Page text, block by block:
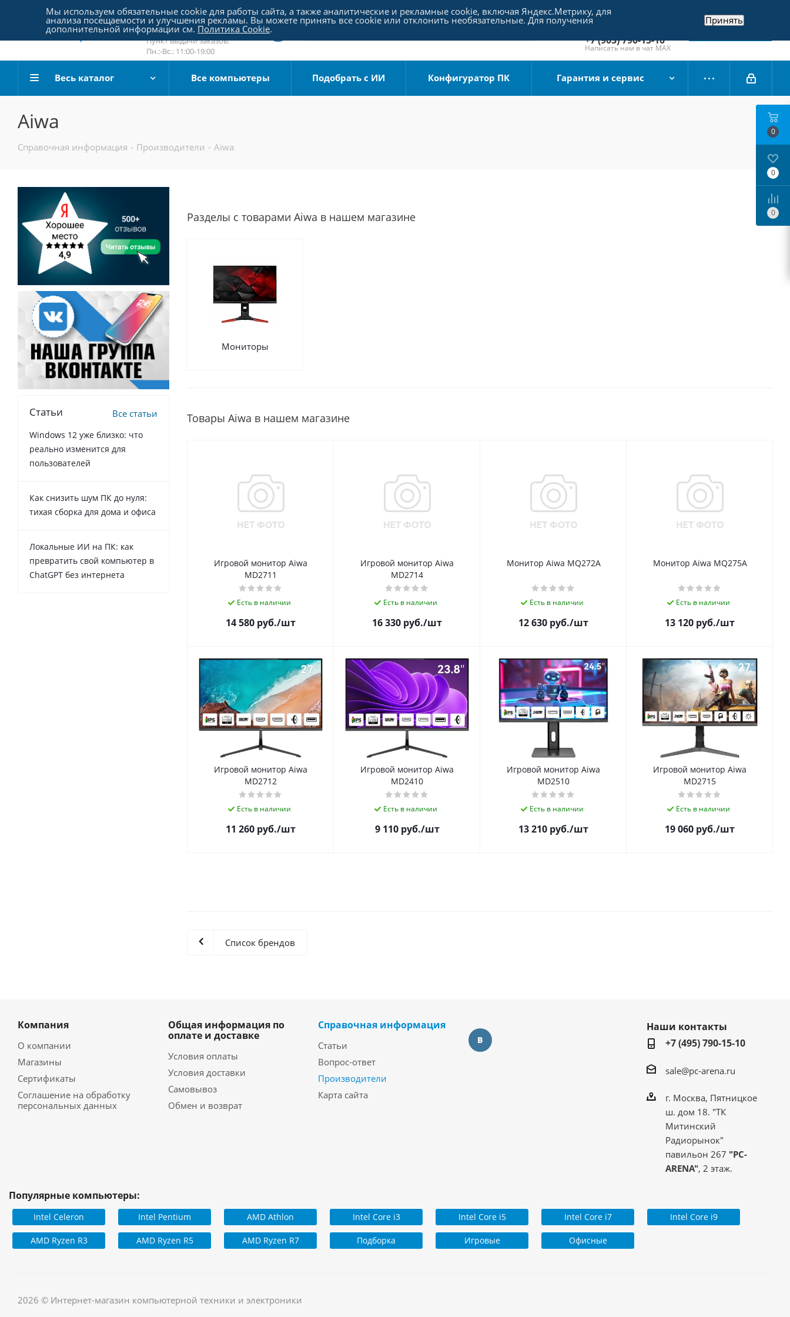
Пятницкое шоссе 18, пав. 267
email:sale@pc-arena.ru
Пн.:-Вс.: 10:00-20:00
Пункт выдачи заказов:
Пн.:-Вс.: 11:00-19:00
+7 (495) 790-15-10
Отдел продаж
+7 (903) 790-15-10
Написать нам в чат MAX
Заказать звонок
Весь каталог Все компьютеры Подобрать с ИИ Конфигуратор ПК Гарантия и сервис
Aiwa
Справочная информация - Производители - Aiwa
Разделы с товарами Aiwa в нашем магазине
Мониторы
Товары Aiwa в нашем магазине
Игровой монитор Aiwa
MD2711
Есть в наличии
14 580 руб./шт
Игровой монитор Aiwa
MD2714
Есть в наличии
16 330 руб./шт
Монитор Aiwa MQ272A
Есть в наличии
12 630 руб./шт
Монитор Aiwa MQ275A
Есть в наличии
13 120 руб./шт
Игровой монитор Aiwa
MD2712
Есть в наличии
11 260 руб./шт
Игровой монитор Aiwa
MD2410
Есть в наличии
9 110руб./шт
Игровой монитор Aiwa
MD2510
Есть в наличии
13 210 руб./шт
Игровой монитор Aiwa
MD2715
Есть в наличии
19 060 руб./шт
Список брендов
Статьи Все статьи
Windows 12 уже близко: что
реально изменится для
пользователей
Как снизить шум ПК до нуля:
тихая сборка для дома и офиса
Локальные ИИ на ПК: как
превратить свой компьютер в
ChatGPT без интернета
Компания
О компании
Магазины
Сертификаты
Соглашение на обработку
персональных данных
Общая информация по
оплате и доставке
Условия оплаты
Условия доставки
Самовывоз
Обмен и возврат
Справочная информация
Статьи
Вопрос-ответ
Производители
Карта сайта
Наши контакты
+7 (495) 790-15-10
sale@pc-arena.ru
г. Москва, Пятницкое
ш. дом 18. "ТК
Митинский
Радиорынок"
павильон 267 "PC-
ARENA", 2 этаж.
Популярные компьютеры:
Intel Celeron Intel Pentium AMD Athlon Intel Core i3 Intel Core i5 Intel Core i7 Intel Core i9
AMD Ryzen R3 AMD Ryzen R5 AMD Ryzen R7 Подборка Игровые Офисные
2026 © Интернет-магазин компьютерной техники и электроники
0
0
0
Мы используем обязательные cookie для работы сайта, а также аналитические и рекламные cookie, включая Яндекс.Метрику, для
анализа посещаемости и улучшения рекламы. Вы можете принять все cookie или отклонить необязательные. Для получения
дополнительной информации см. Политика Cookie.
Принять